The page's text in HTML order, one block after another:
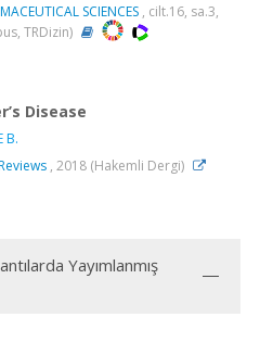
SCIENCES , cilt.16, sa.3,
TRDizin)
Disease
B.
, 2018 (Hakemli Dergi)
Yayımlanmış